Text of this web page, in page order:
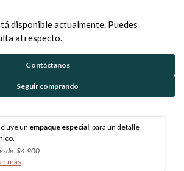
disponible actualmente. Puedes
al respecto.
Contáctanos
Seguir comprando
un empaque especial , para un detalle
$4.900
más